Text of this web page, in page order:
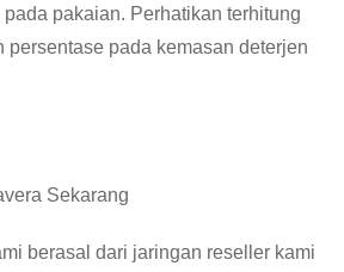
pakaian. Perhatikan terhitung
persentase pada kemasan deterjen
Sekarang
berasal dari jaringan reseller kami